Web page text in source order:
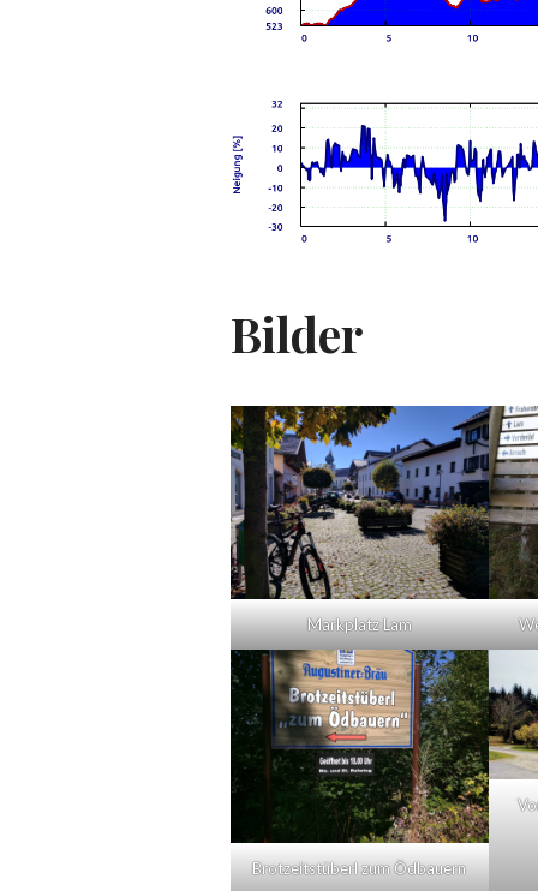
Bilder
Markplatz Lam
Brotzeitstüberl zum Ödbauern